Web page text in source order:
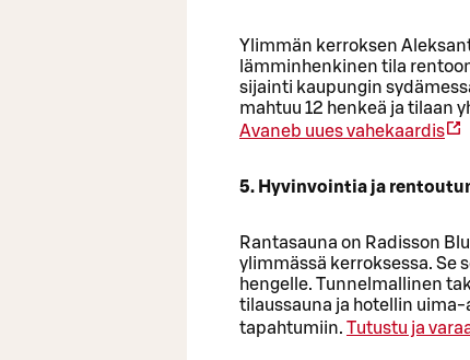
Ylimmän kerroksen
lämminhenkinen tila
sijainti kaupungin
mahtuu 12 henkeä ja tilaan
Avaneb uues vahekaardis
5. Hyvinvointia ja
Rantasauna on Radisson
ylimmässä kerroksessa. Se
hengelle. Tunnelmallinen
tilaussauna ja hotellin
tapahtumiin. Tutustu ja